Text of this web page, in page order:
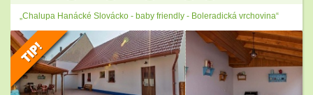
„Chalupa Hanácké Slovácko - baby friendly - Boleradická vrchovina“